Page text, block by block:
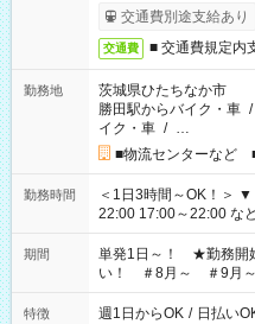
交通費別途支給あり
交通費 ■ 交通費規定内
勤務地
茨城県ひたちなか市
勝田駅からバイク・車 /
イク・車 / …
■物流センターなど
勤務時間
＜1日3時間～OK！＞ ▼ 例えば… ▼ 15:00～18:00 15:00～
22:00 17:00～22:00 など こちら以外の時間もお気軽にご相
ださい！
期間
単発1日～！ ★勤務開
い！ ＃8月～ ＃9月～
特徴 週1日からOK / 日払い